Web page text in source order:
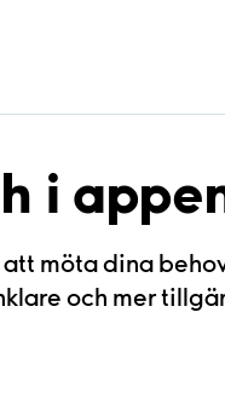
i
möta dina
och mer